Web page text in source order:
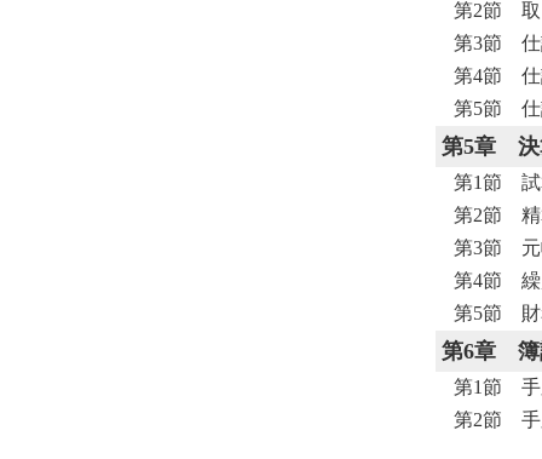
第2節 取
第3節 仕
第4節 仕
第5節 仕
第5章
第1節 試
第2節 精
第3節 元
第4節 繰
第5節 財
第6章
第1節
第2節 手